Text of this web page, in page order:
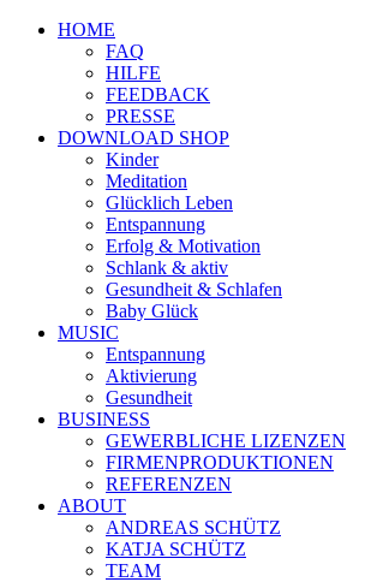
HOME
FAQ
HILFE
FEEDBACK
PRESSE
DOWNLOAD SHOP
Kinder
Meditation
Glücklich Leben
Entspannung
Erfolg & Motivation
Schlank & aktiv
Gesundheit & Schlafen
Baby Glück
MUSIC
Entspannung
Aktivierung
Gesundheit
BUSINESS
GEWERBLICHE LIZENZEN
FIRMENPRODUKTIONEN
REFERENZEN
ABOUT
ANDREAS SCHÜTZ
KATJA SCHÜTZ
TEAM